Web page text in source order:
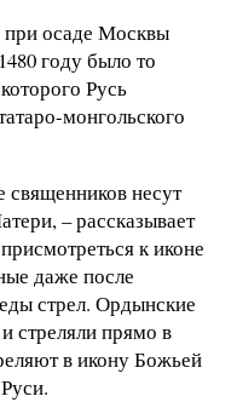
при осаде Москвы
году было то
Русь
монгольского
священников несут
– рассказывает
к иконе
даже после
стрел. Ордынские
стреляли прямо в
в икону Божьей